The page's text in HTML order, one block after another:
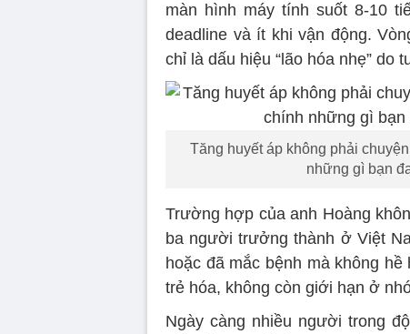
màn hình máy tính suốt 8-10
deadline và ít khi vận động.
chỉ là dấu hiệu “lão hóa nhẹ” do
Tăng huyết áp không phải
những gì bạn
Trường hợp của anh Hoàng
ba người trưởng thành ở Việt
hoặc đã mắc bệnh mà không
trẻ hóa, không còn giới hạn ở
Ngày càng nhiều người trong